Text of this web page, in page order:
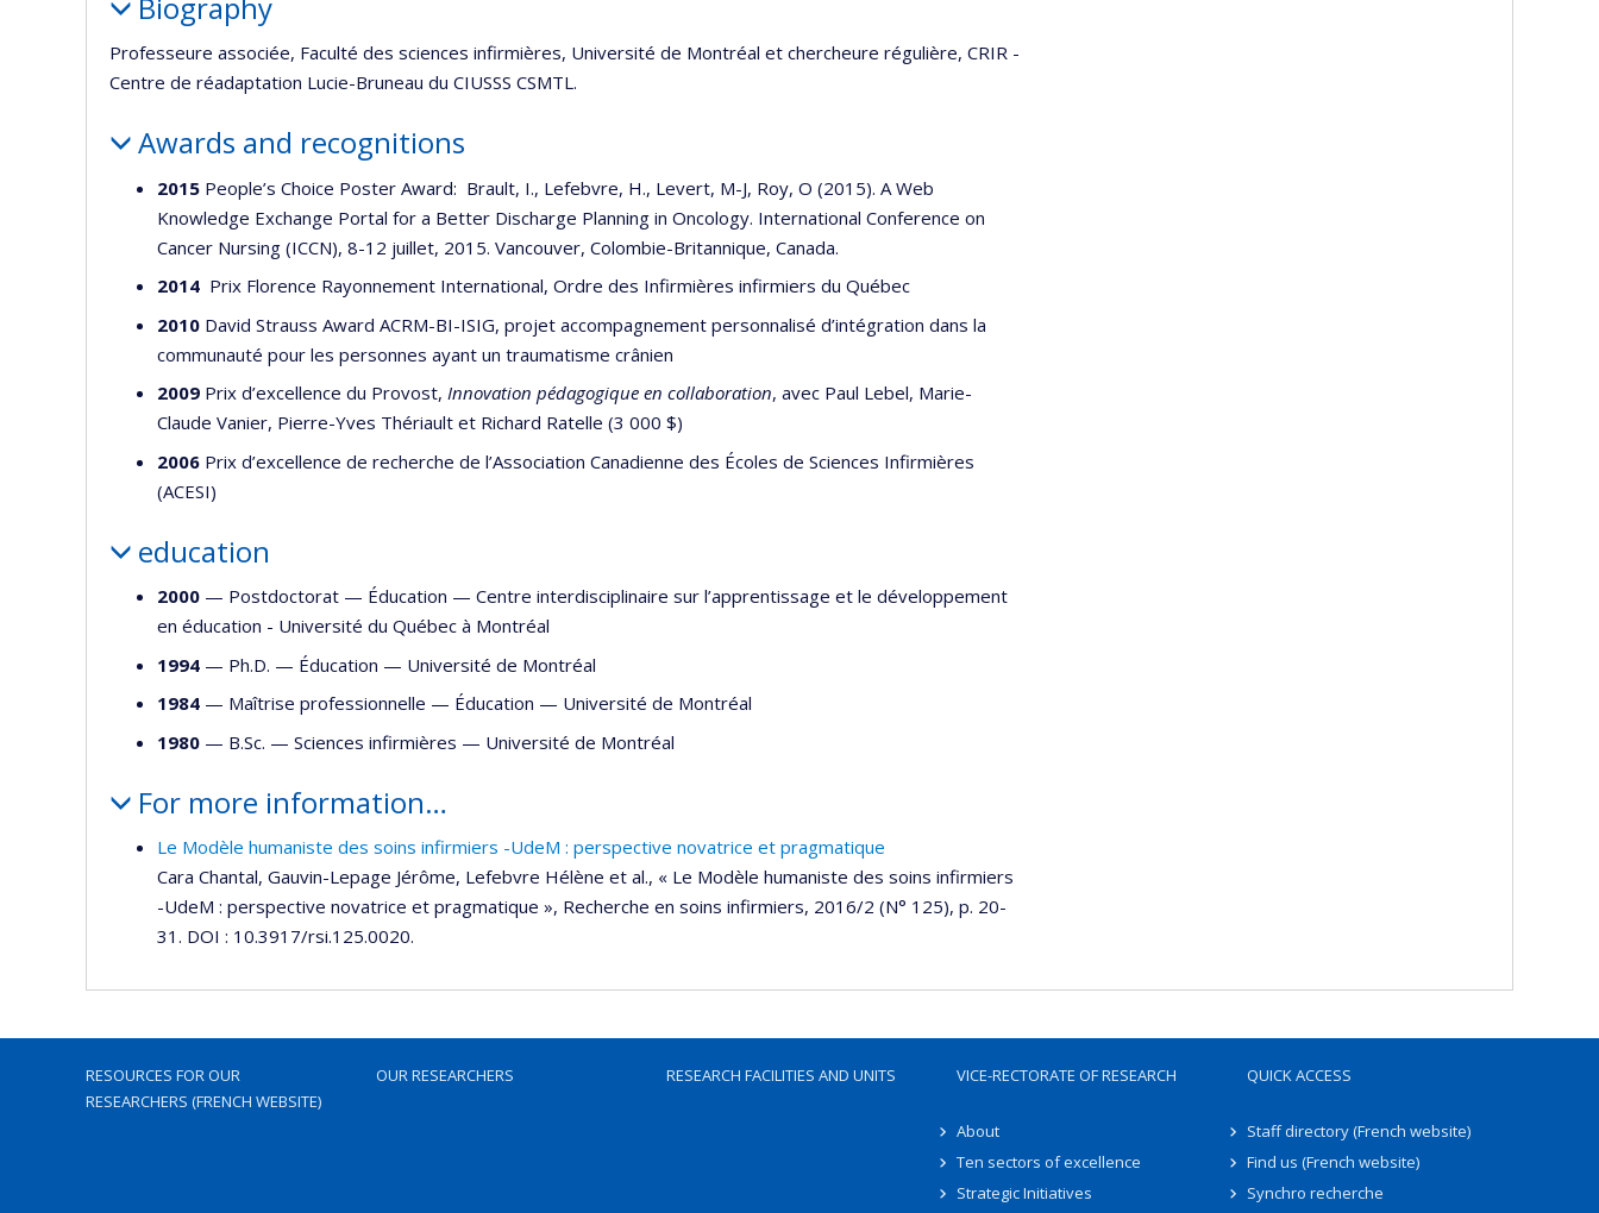
Professeure associée, Faculté des sciences infirmières, Université de Montréal et chercheure régulière, CRIR -
Centre de réadaptation Lucie-Bruneau du CIUSSS CSMTL.
Awards and recognitions
2015 People’s Choice Poster Award: Brault, I., Lefebvre, H., Levert, M-J, Roy, O (2015). A Web
Knowledge Exchange Portal for a Better Discharge Planning in Oncology. International Conference on
Cancer Nursing (ICCN), 8-12 juillet, 2015. Vancouver, Colombie-Britannique, Canada.
2014 Prix Florence Rayonnement International, Ordre des Infirmières infirmiers du Québec
2010 David Strauss Award ACRM-BI-ISIG, projet accompagnement personnalisé d’intégration dans la
communauté pour les personnes ayant un traumatisme crânien
2009 Prix d’excellence du Provost, Innovation pédagogique en collaboration, avec Paul Lebel, Marie-
Claude Vanier, Pierre-Yves Thériault et Richard Ratelle (3 000 $)
2006 Prix d’excellence de recherche de l’Association Canadienne des Écoles de Sciences Infirmières
(ACESI)
education
2000 — Postdoctorat — Éducation — Centre interdisciplinaire sur l’apprentissage et le développement
en éducation - Université du Québec à Montréal
1994 — Ph.D. — Éducation — Université de Montréal
1984 — Maîtrise professionnelle — Éducation — Université de Montréal
1980 — B.Sc. — Sciences infirmières — Université de Montréal
For more information…
Le Modèle humaniste des soins infirmiers -UdeM : perspective novatrice et pragmatique
Cara Chantal, Gauvin-Lepage Jérôme, Lefebvre Hélène et al., « Le Modèle humaniste des soins infirmiers
-UdeM : perspective novatrice et pragmatique », Recherche en soins infirmiers, 2016/2 (N° 125), p. 20-
31. DOI : 10.3917/rsi.125.0020.
RESOURCES FOR OUR
RESEARCHERS (FRENCH WEBSITE)
OUR RESEARCHERS RESEARCH FACILITIES AND UNITS VICE-RECTORATE OF RESEARCH
About
Ten sectors of excellence
Strategic Initiatives
QUICK ACCESS
Staff directory (French website)
Find us (French website)
Synchro recherche